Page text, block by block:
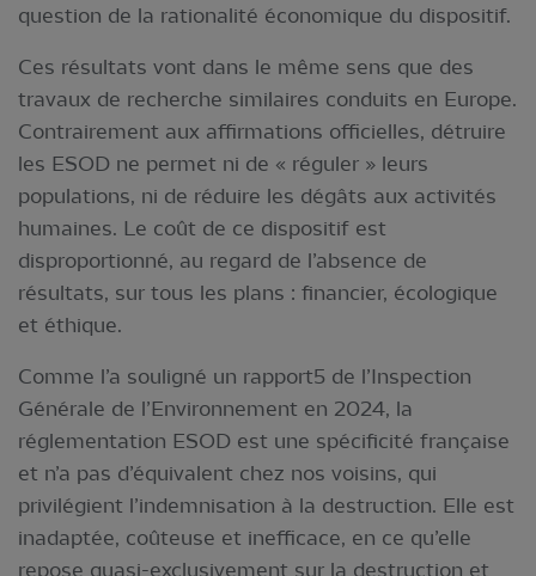
question de la rationalité économique du dispositif.
Ces résultats vont dans le même sens que des
travaux de recherche similaires conduits en Europe.
Contrairement aux affirmations officielles, détruire
les ESOD ne permet ni de « réguler » leurs
populations, ni de réduire les dégâts aux activités
humaines. Le coût de ce dispositif est
disproportionné, au regard de l’absence de
résultats, sur tous les plans : financier, écologique
et éthique.
Comme l’a souligné un rapport5 de l’Inspection
Générale de l’Environnement en 2024, la
réglementation ESOD est une spécificité française
et n’a pas d’équivalent chez nos voisins, qui
privilégient l’indemnisation à la destruction. Elle est
inadaptée, coûteuse et inefficace, en ce qu’elle
repose quasi-exclusivement sur la destruction et